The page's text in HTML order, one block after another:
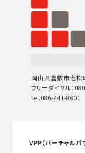
岡山県倉敷市老松
フリーダイヤル：
tel.086-441-8801
VPP（バーチャルパ